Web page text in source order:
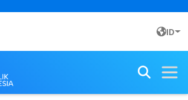
ID